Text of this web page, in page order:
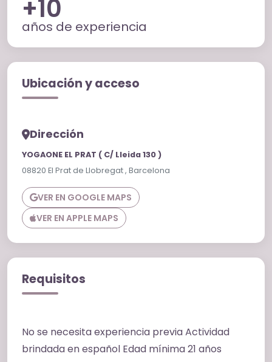
+10
años de experiencia
Ubicación y acceso
Dirección
YOGAONE EL PRAT ( C/ Lleida 130 )
08820 El Prat de Llobregat , Barcelona
VER EN GOOGLE MAPS
VER EN APPLE MAPS
Requisitos
No se necesita experiencia previa Actividad
brindada en español Edad mínima 21 años